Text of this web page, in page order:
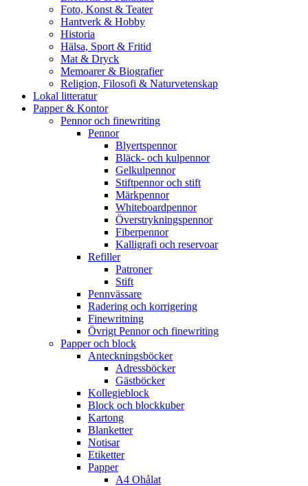
Foto, Konst & Teater
Hantverk & Hobby
Historia
Hälsa, Sport & Fritid
Mat & Dryck
Memoarer & Biografier
Religion, Filosofi & Naturvetenskap
Lokal litteratur
Papper & Kontor
Pennor och finewriting
Pennor
Blyertspennor
Bläck- och kulpennor
Gelkulpennor
Stiftpennor och stift
Märkpennor
Whiteboardpennor
Överstrykningspennor
Fiberpennor
Kalligrafi och reservoar
Refiller
Patroner
Stift
Pennvässare
Radering och korrigering
Finewritning
Övrigt Pennor och finewriting
Papper och block
Anteckningsböcker
Adressböcker
Gästböcker
Kollegieblock
Block och blockkuber
Kartong
Blanketter
Notisar
Etiketter
Papper
A4 Ohålat